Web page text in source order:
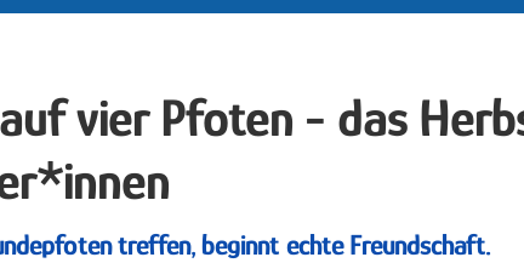
vier Pfoten - das
treffen, beginnt echte Freundschaft.